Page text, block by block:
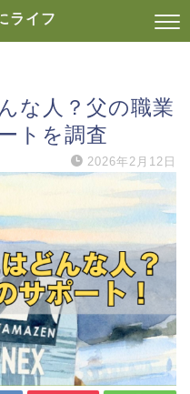
ライフ
な人？父の職業
トを調査
2026年2月12日